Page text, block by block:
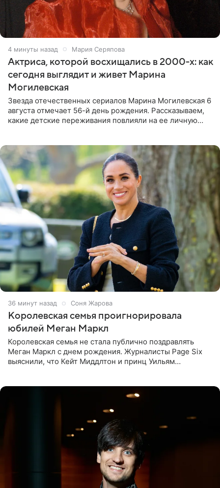
4 минуты назад Мария Серяпова
Актриса, которой восхищались в 2000-х: как
сегодня выглядит и живет Марина
Могилевская
Звезда отечественных сериалов Марина Могилевская 6
августа отмечает 56-й день рождения. Рассказываем,
какие детские переживания повлияли на ее личную
36 минут назад Соня Жарова
Королевская семья проигнорировала
юбилей Меган Маркл
Королевская семья не стала публично поздравлять
Меган Маркл с днем рождения. Журналисты Page Six
выяснили, что Кейт Миддлтон и принц Уильям